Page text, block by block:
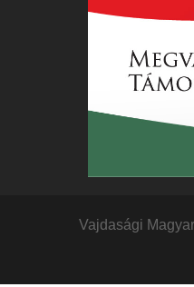
Vajdasági